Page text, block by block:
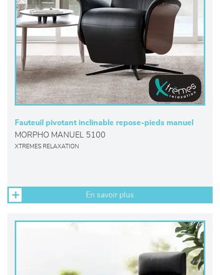
Fauteuil pivotant inclinable repose-pieds manuel
MORPHO MANUEL 5100
XTREMES RELAXATION
En savoir plus